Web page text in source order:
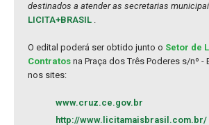
destinados a atender as secretarias
LICITA+BRASIL .
O edital poderá ser obtido junto o Setor de
Contratos na Praça dos Três Poderes s/nº -
nos sites:
www.cruz.ce.gov.br
http://www.licitamaisbrasil.com.br/